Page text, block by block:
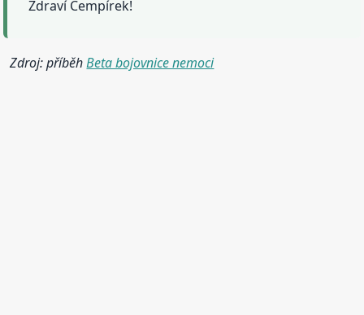
Zdraví Cempírek!
Zdroj: příběhBeta bojovnice nemoci